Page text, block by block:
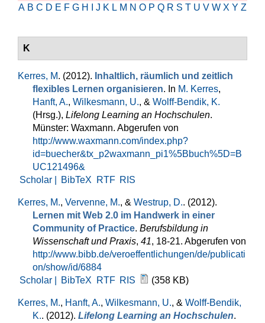
A B C D E F G H J K L M N O P Q R S T U V W X Y Z
K
Kerres, M. (2012). Inhaltlich, räumlich und zeitlich
flexibles Lernen organisieren. In M. Kerres,
Hanft, A., Wilkesmann, U., & Wolff-Bendik, K.
(Hrsg.), Lifelong Learning an Hochschulen.
Münster: Waxmann. Abgerufen von
http://www.waxmann.com/index.php?
id=buecher&tx_p2waxmann_pi1%5Bbuch%5D=B
UC121496&
Scholar |
BibTeX RTF RIS
Kerres, M., Vervenne, M., & Westrup, D.. (2012).
Lernen mit Web 2.0 im Handwerk in einer
Community of Practice. Berufsbildung in
Wissenschaft und Praxis, 41, 18-21. Abgerufen von
http://www.bibb.de/veroeffentlichungen/de/publicati
on/show/id/6884
Scholar |
BibTeX RTF RIS (358 KB)
Kerres, M., Hanft, A., Wilkesmann, U., & Wolff-Bendik,
K.. (2012). Lifelong Learning an Hochschulen.